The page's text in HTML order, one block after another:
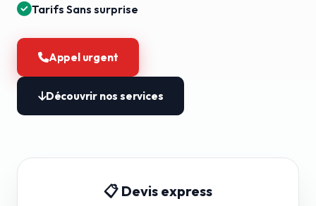
Tarifs Sans surprise
Appel urgent
Découvrir nos services
📋 Devis express